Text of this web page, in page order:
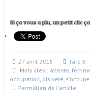
Si ça vous a plu, un petit clic
27 avril 2015 Tara B.
Mots clés : attente
occupation oisiveté
Permalien de l'article